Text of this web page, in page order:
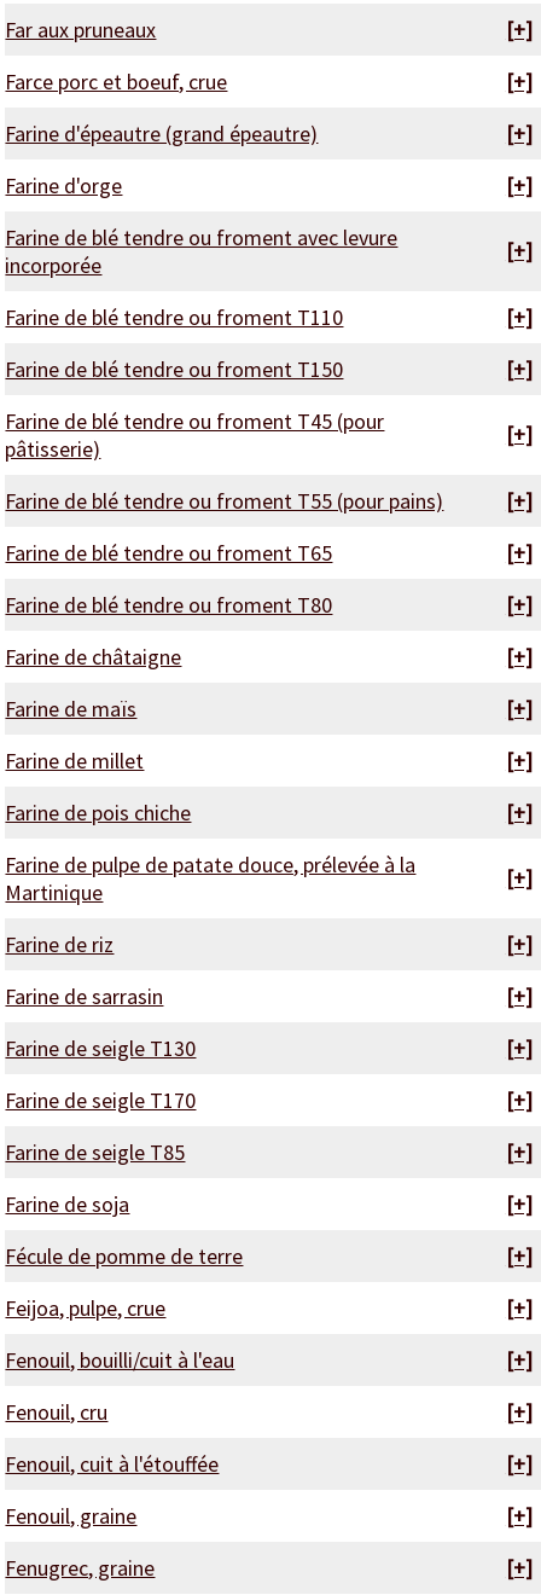
Far aux pruneaux
[+]
Farce porc et boeuf, crue
[+]
Farine d'épeautre (grand épeautre)
[+]
Farine d'orge
[+]
Farine de blé tendre ou froment avec levure
incorporée
[+]
Farine de blé tendre ou froment T110
[+]
Farine de blé tendre ou froment T150
[+]
Farine de blé tendre ou froment T45 (pour
pâtisserie)
[+]
Farine de blé tendre ou froment T55 (pour pains)
[+]
Farine de blé tendre ou froment T65
[+]
Farine de blé tendre ou froment T80
[+]
Farine de châtaigne
[+]
Farine de maïs
[+]
Farine de millet
[+]
Farine de pois chiche
[+]
Farine de pulpe de patate douce, prélevée à la
Martinique
[+]
Farine de riz
[+]
Farine de sarrasin
[+]
Farine de seigle T130
[+]
Farine de seigle T170
[+]
Farine de seigle T85
[+]
Farine de soja
[+]
Fécule de pomme de terre
[+]
Feijoa, pulpe, crue
[+]
Fenouil, bouilli/cuit à l'eau
[+]
Fenouil, cru
[+]
Fenouil, cuit à l'étouffée
[+]
Fenouil, graine
[+]
Fenugrec, graine
[+]